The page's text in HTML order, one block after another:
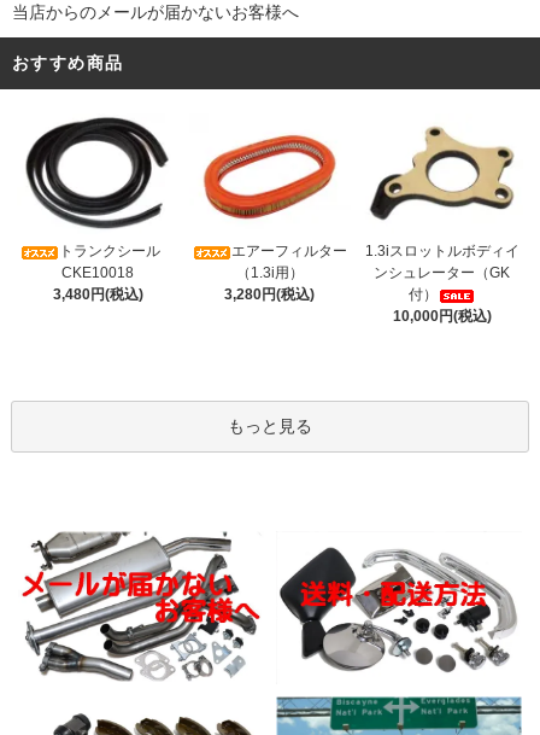
当店からのメールが届かないお客様へ
おすすめ商品
トランクシール
CKE10018
3,480円(税込)
エアーフィルター
（1.3i用）
3,280円(税込)
1.3iスロットルボディイ
ンシュレーター（GK
付）
10,000円(税込)
もっと見る